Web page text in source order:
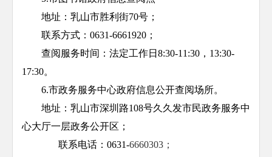
地址：乳山市胜利街70号；
联系方式：0631-6661920；
查阅服务时间：法定工作日8:30-11:30，13:30-
17:30。
6.市政务服务中心政府信息公开查阅场所。
地址：乳山市深圳路108号久久发市民政务服务中
心大厅一层政务公开区；
联系电话：0631-6660303；